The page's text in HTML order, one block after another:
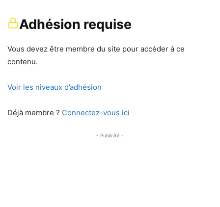
Adhésion requise
Vous devez être membre du site pour accéder à ce
contenu.
Voir les niveaux d’adhésion
Déjà membre ? Connectez-vous ici
- Publicité -